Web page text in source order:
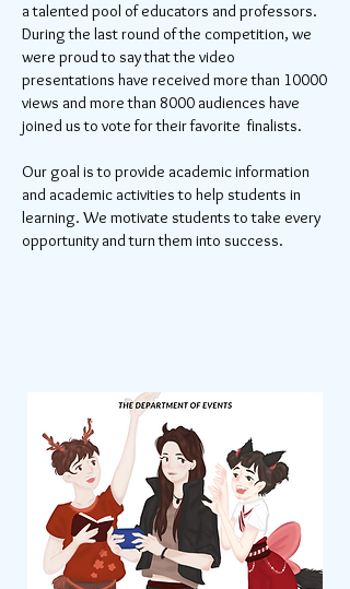
a talented pool of educators and professors.
During the last round of the competition, we
were proud to say that the video
presentations have received more than 10000
views and more than 8000 audiences have
joined us to vote for their favorite finalists.
Our goal is to provide academic information
and academic activities to help students in
learning. We motivate students to take every
opportunity and turn them into success.